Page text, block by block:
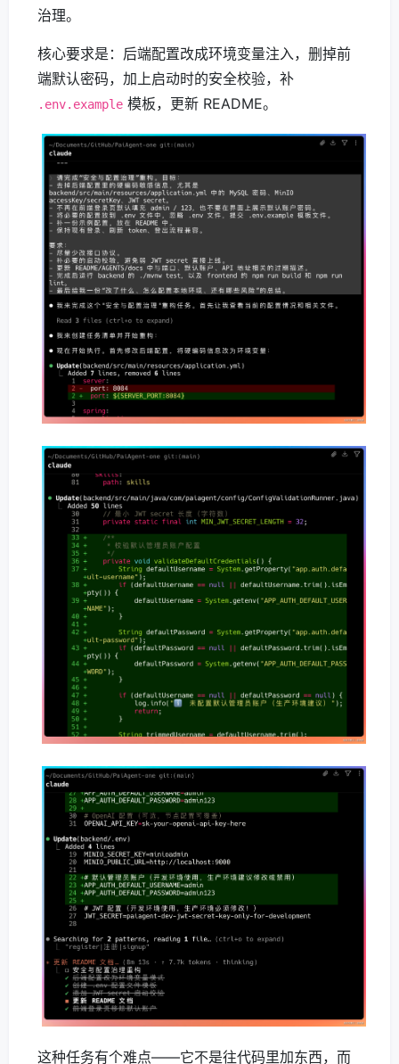
治理。
核心要求是：后端配置改成环境变量注入，删掉前
端默认密码，加上启动时的安全校验，补
.env.example 模板，更新 README。
这种任务有个难点——它不是往代码里加东西，而